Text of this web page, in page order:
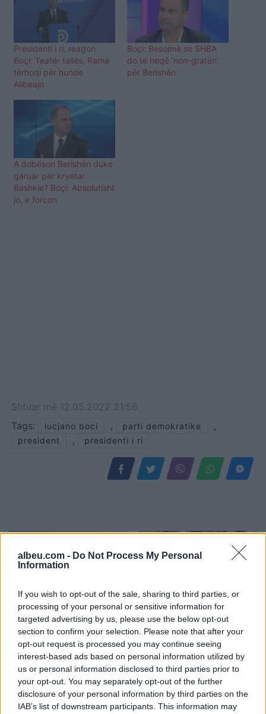
albeu.com - Do Not Process My Personal
Information
If you wish to opt-out of the sale, sharing to third parties, or
processing of your personal or sensitive information for
targeted advertising by us, please use the below opt-out
section to confirm your selection. Please note that after your
opt-out request is processed you may continue seeing
interest-based ads based on personal information utilized by
us or personal information disclosed to third parties prior to
your opt-out. You may separately opt-out of the further
disclosure of your personal information by third parties on the
IAB’s list of downstream participants. This information may
Presidenti i ri, reagon
Boçi: Teatër tallës, Rama
tërhoqi për hunde
Alibeajn
Boçi: Besojmë se SHBA
do të heqë ‘non-gratën’
për Berishën
A dobëson Berishën duke
garuar për kryetar
Bashkie? Boçi: Absolutisht
jo, e forcon
Shtuar më 12.05.2022 21:56
Tags:
lucjano boci , parti demokratike ,
president , presidenti i ri
Rusia goditet nga një
sulm i gjerë me dronë
ukrainas, përfshihet nga
flakët rafineria dhe
plagosen 5 persona
Je mysafir, kthehu në
Shqipëri”/ Gazetari grek
me origjinë shqiptare
përballet me sulm racist
pas paralajmërimit për
rikthimin e ideologjisë së
Agimit të Artë